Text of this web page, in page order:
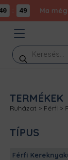
49 Ma
Products
search
TERMÉKEK
Ruházat > Férfi >
TÍPUS
Férfi